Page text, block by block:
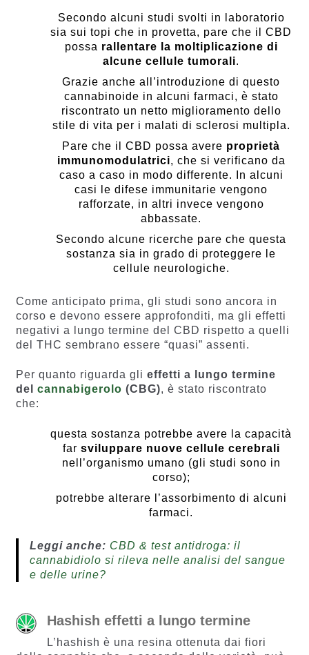
Secondo alcuni studi svolti in laboratorio
sia sui topi che in provetta, pare che il CBD
possa rallentare la moltiplicazione di
alcune cellule tumorali.
Grazie anche all’introduzione di questo
cannabinoide in alcuni farmaci, è stato
riscontrato un netto miglioramento dello
stile di vita per i malati di sclerosi multipla.
Pare che il CBD possa avere proprietà
immunomodulatrici, che si verificano da
caso a caso in modo differente. In alcuni
casi le difese immunitarie vengono
rafforzate, in altri invece vengono
abbassate.
Secondo alcune ricerche pare che questa
sostanza sia in grado di proteggere le
cellule neurologiche.
Come anticipato prima, gli studi sono ancora in
corso e devono essere approfonditi, ma gli effetti
negativi a lungo termine del CBD rispetto a quelli
del THC sembrano essere “quasi” assenti.
Per quanto riguarda gli effetti a lungo termine
del cannabigerolo (CBG), è stato riscontrato
che:
questa sostanza potrebbe avere la capacità
far sviluppare nuove cellule cerebrali
nell’organismo umano (gli studi sono in
corso);
potrebbe alterare l’assorbimento di alcuni
farmaci.
Leggi anche: CBD & test antidroga: il
cannabidiolo si rileva nelle analisi del sangue
e delle urine?
Hashish effetti a lungo termine
L’hashish è una resina ottenuta dai fiori